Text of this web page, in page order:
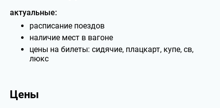
актуальные:
расписание поездов
наличие мест в вагоне
цены на билеты: сидячие, плацкарт, купе, св,
люкс
Цены